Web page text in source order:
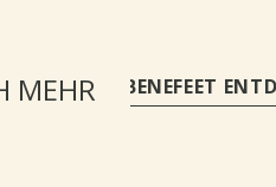
MEHR
BENEFEET